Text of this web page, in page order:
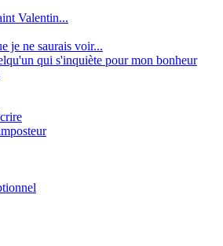
Valentin...
je ne saurais voir...
qui s'inquiète pour mon bonheur